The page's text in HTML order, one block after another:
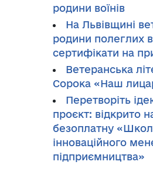
родини воїнів
На Львівщині
родини полеглих
сертифікати на
Ветеранська
Сорока «Наш
Перетворіть
проєкт: відкрито
безоплатну
інноваційного
підприємництва»